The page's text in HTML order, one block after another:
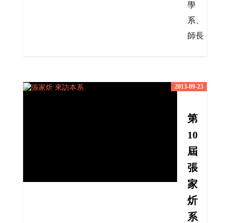
學
系、
師長
2013-09-23
第
10
屆
張
家
炘
系